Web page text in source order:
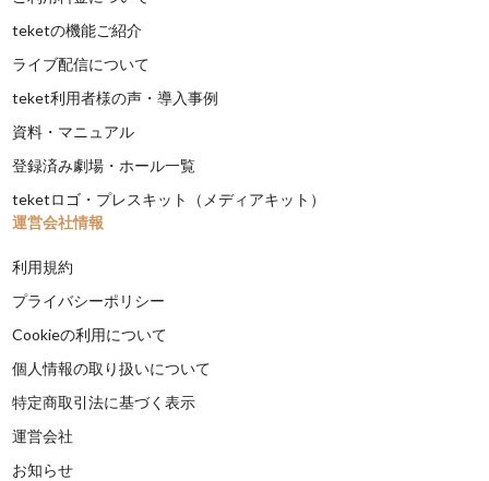
teketの機能ご紹介
ライブ配信について
teket利用者様の声・導入事例
資料・マニュアル
登録済み劇場・ホール一覧
teketロゴ・プレスキット（メディアキット）
運営会社情報
利用規約
プライバシーポリシー
Cookieの利用について
個人情報の取り扱いについて
特定商取引法に基づく表示
運営会社
お知らせ